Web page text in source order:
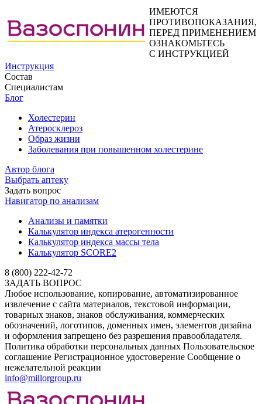
ИМЕЮТСЯ
ПРОТИВОПОКАЗАНИЯ,
ПЕРЕД ПРИМЕНЕНИЕМ
ОЗНАКОМЬТЕСЬ
С ИНСТРУКЦИЕЙ
Инструкция
Состав
Специалистам
Блог
Холестерин
Атеросклероз
Образ жизни
Заболевания при повышенном холестерине
Автор блога
Выбрать аптеку
Задать вопрос
Навигатор по анализам
Анализы и памятки
Калькулятор индекса атерогенности
Калькулятор индекса массы тела
Калькулятор SCORE2
8 (800) 222-42-72
ЗАДАТЬ ВОПРОС
Любое использование, копирование, автоматизированное
извлечение с сайта материалов, текстовой информации,
товарных знаков, знаков обслуживания, коммерческих
обозначений, логотипов, доменных имен, элементов дизайна
и оформления запрещено без разрешения правообладателя.
Политика обработки персональных данных Пользовательское
соглашение Регистрационное удостоверение Сообщение о
нежелательной реакции
info@millorgroup.ru